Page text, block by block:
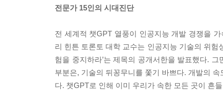
전문가 15인의 시대진단
전 세계적 챗GPT 열풍이 인공지능 개발 경쟁을
리 힌튼 토론토 대학 교수는 인공지능 기술의 위험
험을 중지하라’는 제목의 공개서한을 발표했다.
부분은, 기술의 뒤꽁무니를 쫓기 바쁘다. 개발의
다. 챗GPT로 인해 이미 우리가 속한 모든 곳이 흔